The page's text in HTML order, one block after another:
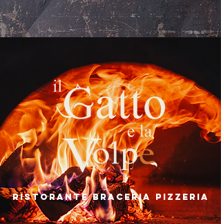
ristorante braceria pizzeria